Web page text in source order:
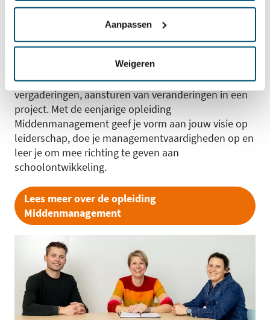
Aanpassen
Weigeren
Maar ook voor intern begeleiders, teamleiders,
jaarcoördinatoren etc. is het een interessante
opleiding. De opleiding is voor iedereen die al een
middenmanagement functie heeft of die een
dergelijke functie ambieert. Je wilt je bekwamen in
het voeren van lastige gesprekken, leiden van
vergaderingen, aansturen van veranderingen in een
project. Met de eenjarige opleiding
Middenmanagement geef je vorm aan jouw visie op
leiderschap, doe je managementvaardigheden op en
leer je om mee richting te geven aan
schoolontwikkeling.
Lees meer over de opleiding
Middenmanagement